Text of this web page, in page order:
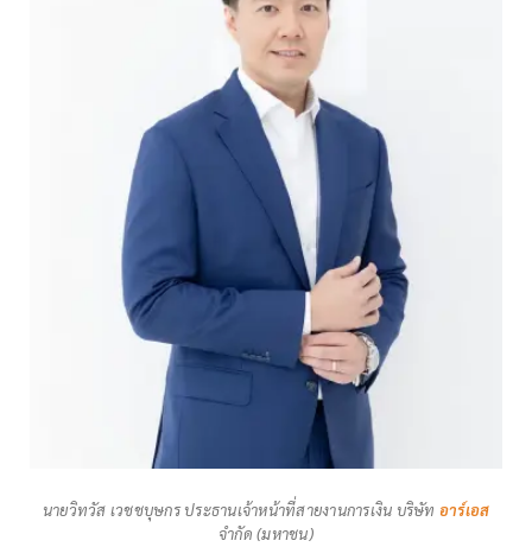
นายวิทวัส เวชชบุษกร ประธานเจ้าหน้าที่สายงานการเงิน บริษัท อาร์เอส
จำกัด (มหาชน)